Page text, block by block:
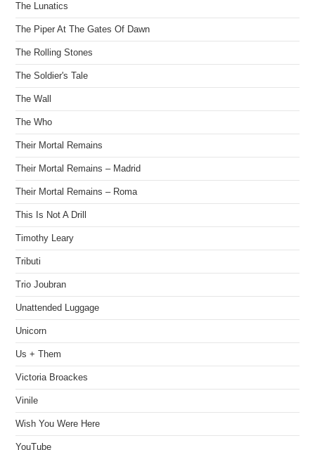
The Lunatics
The Piper At The Gates Of Dawn
The Rolling Stones
The Soldier's Tale
The Wall
The Who
Their Mortal Remains
Their Mortal Remains – Madrid
Their Mortal Remains – Roma
This Is Not A Drill
Timothy Leary
Tributi
Trio Joubran
Unattended Luggage
Unicorn
Us + Them
Victoria Broackes
Vinile
Wish You Were Here
YouTube